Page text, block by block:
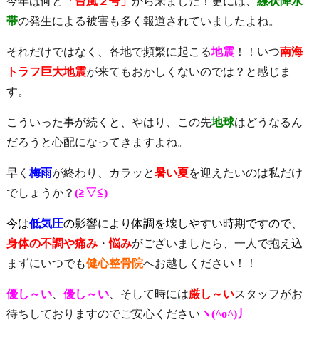
帯の発生による被害も多く報道されていましたよね。
それだけではなく、各地で頻繁に起こる地震！！いつ南海
トラフ巨大地震が来てもおかしくないのでは？と感じま
す。
こういった事が続くと、やはり、この先地球はどうなるん
だろうと心配になってきますよね。
早く 梅雨が終わり、カラッと暑い夏を迎えたいのは私だけ
でしょうか？ (≧▽≦)
今は低気圧の影響により体調を壊しやすい時期ですので、
身体の不調や痛み・悩みがございましたら、一人で抱え込
まずにいつでも健心整骨院へお越しください！！
優し～い、 優し～い、そして時には厳し～いスタッフがお
待ちしておりますのでご安心ください ヽ(^o^)丿